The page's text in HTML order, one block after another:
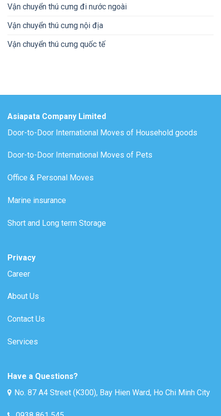
Vận chuyển thú cưng đi nước ngoài
Vận chuyển thú cưng nội địa
Vận chuyển thú cưng quốc tế
Asiapata Company Limited
Door-to-Door International Moves of Household goods
Door-to-Door International Moves of Pets
Office & Personal Moves
Marine insurance
Short and Long term Storage
Privacy
Career
About Us
Contact Us
Services
Have a Questions?
No. 87 A4 Street (K300), Bay Hien Ward, Ho Chi Minh City